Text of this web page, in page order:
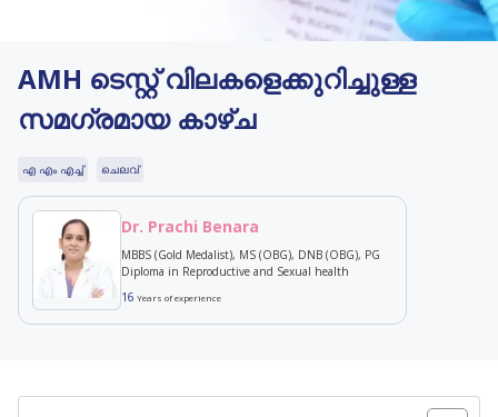
AMH ടെസ്റ്റ് വിലകളെക്കുറിച്ചുള്ള
സമഗ്രമായ കാഴ്ച
എ എം എച്ച് ചെലവ്
Dr. Prachi Benara
MBBS (Gold Medalist), MS (OBG), DNB (OBG), PG
Diploma in Reproductive and Sexual health
16 Years of experience